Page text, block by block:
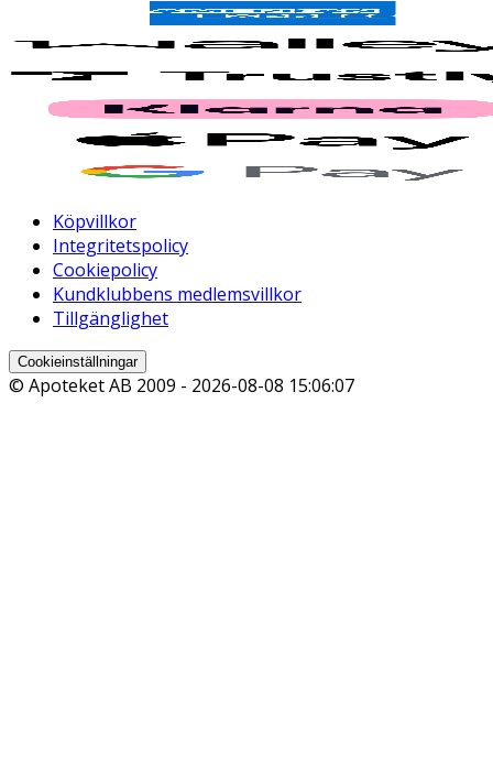
Köpvillkor
Integritetspolicy
Cookiepolicy
Kundklubbens medlemsvillkor
Tillgänglighet
Cookieinställningar
© Apoteket AB 2009 - 2026-08-08 15:06:07